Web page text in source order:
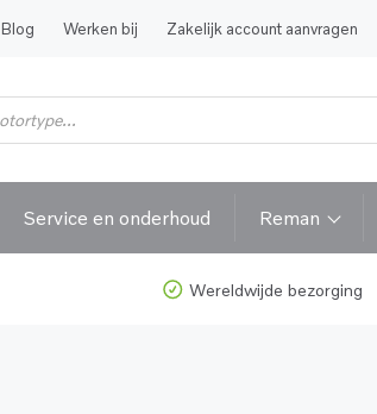
Blog Werken bij Zakelijk account aanvragen
Service en onderhoud Reman
Wereldwijde bezorging